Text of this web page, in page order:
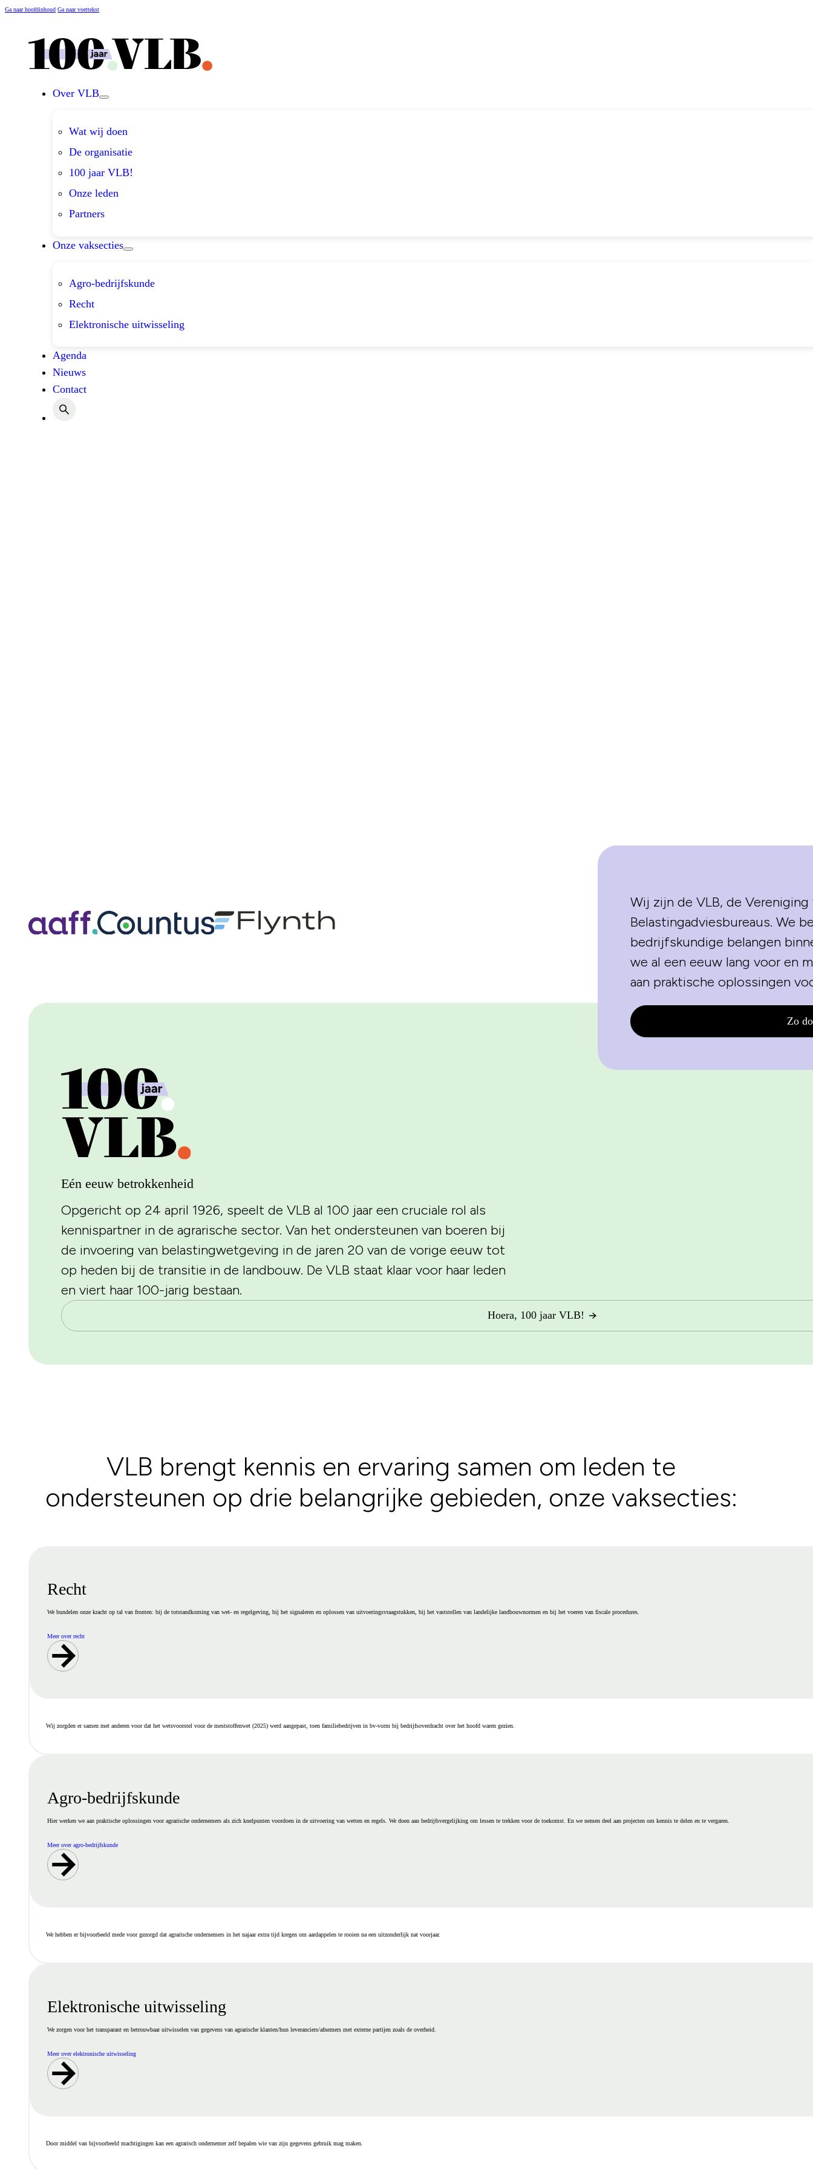
Ga naar hoofdinhoud Ga naar voettekst
Over VLB
Wat wij doen
De organisatie
100 jaar VLB!
Onze leden
Partners
Onze vaksecties
Agro-bedrijfskunde
Recht
Elektronische uitwisseling
Agenda
Nieuws
Contact
Wij zijn de VLB, de
Belastingadviesbureaus. We
bedrijfskundige belangen
we al een eeuw lang voor en
aan praktische oplossingen
Zo
Eén eeuw betrokkenheid
Opgericht op 24 april 1926, speelt de VLB al 100 jaar een cruciale rol als
kennispartner in de agrarische sector. Van het ondersteunen van boeren bij
de invoering van belastingwetgeving in de jaren 20 van de vorige eeuw tot
op heden bij de transitie in de landbouw. De VLB staat klaar voor haar leden
en viert haar 100-jarig bestaan.
Hoera, 100 jaar VLB!
VLB brengt kennis en ervaring samen om leden te
ondersteunen op drie belangrijke gebieden, onze vaksecties:
Recht
We bundelen onze kracht op tal van fronten: bij de totstandkoming van wet- en regelgeving, bij het signaleren en oplossen van uitvoeringsvraagstukken, bij het vaststellen van landelijke landbouwnormen en bij het voeren van fiscale procedures.
Meer over recht
Wij zorgden er samen met anderen voor dat het wetsvoorstel voor de meststoffenwet (2025) werd aangepast, toen familiebedrijven in bv-vorm bij bedrijfsoverdracht over het hoofd waren gezien.
Agro-bedrijfskunde
Hier werken we aan praktische oplossingen voor agrarische ondernemers als zich knelpunten voordoen in de uitvoering van wetten en regels. We doen aan bedrijfsvergelijking om lessen te trekken voor de toekomst. En we nemen deel aan projecten om kennis te delen en te vergaren.
Meer over agro-bedrijfskunde
We hebben er bijvoorbeeld mede voor gezorgd dat agrarische ondernemers in het najaar extra tijd kregen om aardappelen te rooien na een uitzonderlijk nat voorjaar.
Elektronische uitwisseling
We zorgen voor het transparant en betrouwbaar uitwisselen van gegevens van agrarische klanten/hun leveranciers/afnemers met externe partijen zoals de overheid.
Meer over elektronische uitwisseling
Door middel van bijvoorbeeld machtigingen kan een agrarisch ondernemer zelf bepalen wie van zijn gegevens gebruik mag maken.